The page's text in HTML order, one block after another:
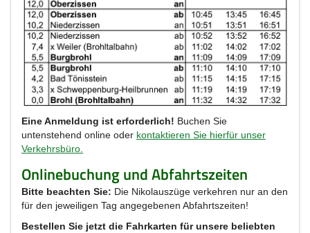
Eine Anmeldung ist erforderlich! Buchen Sie
untenstehend online oder kontaktieren Sie hierfür unser
Verkehrsbüro.
Onlinebuchung und Abfahrtszeiten
Bitte beachten Sie: Die Nikolauszüge verkehren nur an den
für den jeweiligen Tag angegebenen Abfahrtszeiten!
Bestellen Sie jetzt die Fahrkarten für unsere beliebten